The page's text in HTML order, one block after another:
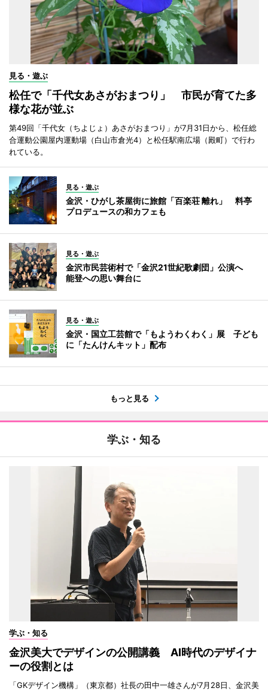
見る・遊ぶ
松任で「千代女あさがおまつり」 市民が育てた多
様な花が並ぶ
第49回「千代女（ちよじょ）あさがおまつり」が7月31日から、松任総
合運動公園屋内運動場（白山市倉光4）と松任駅南広場（殿町）で行わ
れている。
見る・遊ぶ
金沢・ひがし茶屋街に旅館「百楽荘 離れ」 料亭
プロデュースの和カフェも
見る・遊ぶ
金沢市民芸術村で「金沢21世紀歌劇団」公演へ
能登への思い舞台に
見る・遊ぶ
金沢・国立工芸館で「もようわくわく」展 子ども
に「たんけんキット」配布
もっと見る
学ぶ・知る
学ぶ・知る
金沢美大でデザインの公開講義 AI時代のデザイナ
ーの役割とは
「GKデザイン機構」（東京都）社長の田中一雄さんが7月28日、金沢美